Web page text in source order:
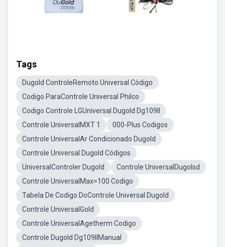
Tags
Dugold ControleRemoto Universal Código
Codigo ParaControle Universal Philco
Codigo Controle LGUniversal Dugold Dg109ll
Controle UniversalMXT 1
000-Plus Codigos
Controle UniversalAr Condicionado Dugold
Controle Universal Dugold Códigos
UniversalControler Dugold
Controle UniversalDugolsd
Controle UniversalMax=100 Codigo
Tabela De Codigo DoControle Universal Dugold
Controle UniversalGold
Controle UniversalAgetherm Codigo
Controle Dugold Dg109llManual